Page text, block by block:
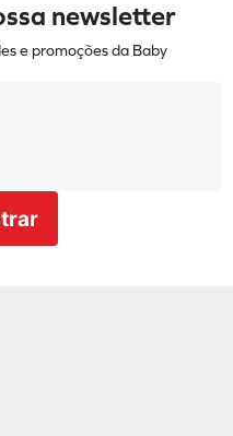
newsletter
e promoções da Baby